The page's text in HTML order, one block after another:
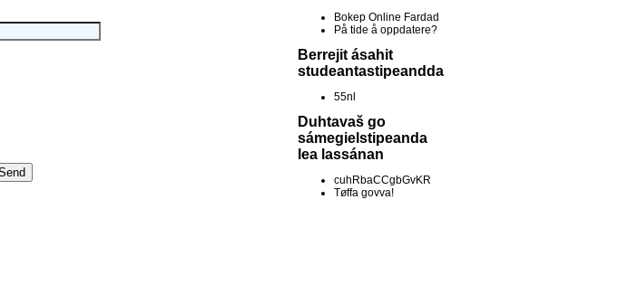
Bokep Online Fardad
På tide å oppdatere?
Berrejit ásahit
studeantastipeandda
55nl
Duhtavaš go
sámegielstipeanda
lea lassánan
cuhRbaCCgbGvKR
Tøffa govva!